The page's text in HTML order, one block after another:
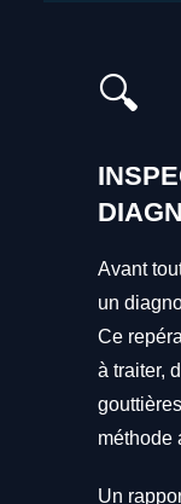
🔍
Avant
un
Ce
à traiter,
méthode
Un